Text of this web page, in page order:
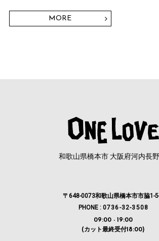
MORE
和歌山県橋本市 大阪府河内長
〒648-0073和歌山県橋本市市脇1-
PHONE : 0736-32-3508
09:00 - 19:00
(カット最終受付18:00)